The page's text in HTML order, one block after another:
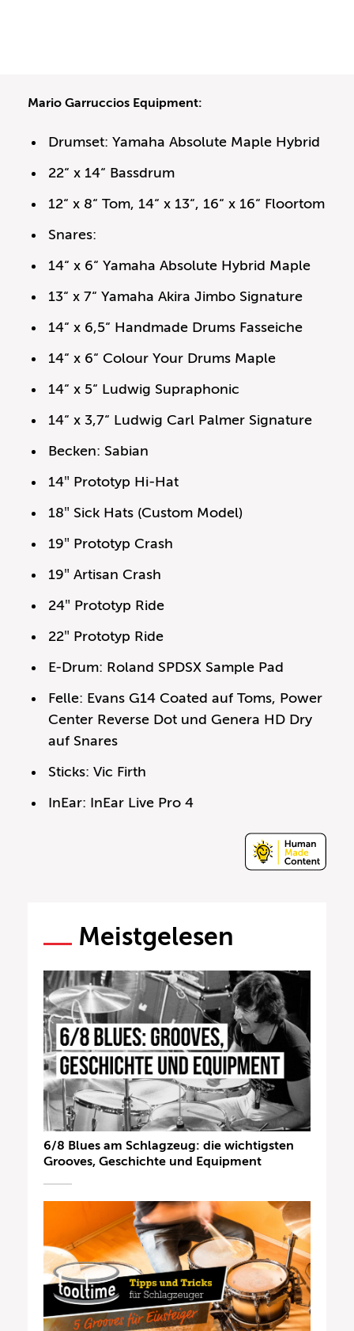
Mario Garruccios Equipment:
Drumset: Yamaha Absolute Maple Hybrid
22“ x 14“ Bassdrum
12“ x 8“ Tom, 14“ x 13“, 16“ x 16“ Floortom
Snares:
14“ x 6“ Yamaha Absolute Hybrid Maple
13“ x 7“ Yamaha Akira Jimbo Signature
14“ x 6,5“ Handmade Drums Fasseiche
14“ x 6“ Colour Your Drums Maple
14“ x 5“ Ludwig Supraphonic
14“ x 3,7“ Ludwig Carl Palmer Signature
Becken: Sabian
14″ Prototyp Hi-Hat
18″ Sick Hats (Custom Model)
19″ Prototyp Crash
19″ Artisan Crash
24″ Prototyp Ride
22″ Prototyp Ride
E-Drum: Roland SPDSX Sample Pad
Felle: Evans G14 Coated auf Toms, Power
Center Reverse Dot und Genera HD Dry
auf Snares
Sticks: Vic Firth
InEar: InEar Live Pro 4
Meistgelesen
6/8 Blues am Schlagzeug: die wichtigsten
Grooves, Geschichte und Equipment